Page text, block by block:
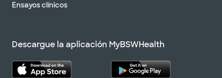
Ensayos clínicos
Descargue la aplicación MyBSWHealth